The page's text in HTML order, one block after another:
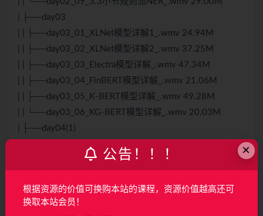
| ├──day03
| | ├──day03_01_XLNet模型详解1_.wmv 24.94M
| | ├──day03_02_XLNet模型详解2_.wmv 37.25M
| | ├──day03_03_Electra模型详解_.wmv 47.34M
| | ├──day03_04_FinBERT模型详解_.wmv 21.06M
| | ├──day03_05_K-BERT模型详解_.wmv 49.28M
| | └──day03_06_KG-BERT模型详解_.wmv 20.03M
| ├──day04(1)
| | ├──multi-head-selection模型详解1.mp4 390.24M
| | ├──multi-head-selection模型详解3.mp4 370.92M
| | ├──事件抽取和schema解析.mp4 183.38M
×
公告！！！
根据资源的价值可换购本站的课程，资源价值越高还可
换取本站会员！